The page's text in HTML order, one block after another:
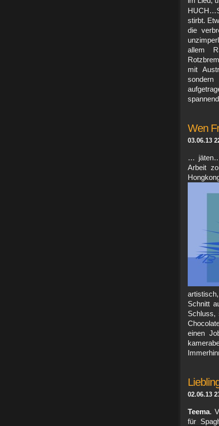
stirbt.
die
allem
mit
Wen
03.06.13
… jäten…
Arbeit
Schnitt
Schluss,
einen
02.06.13
Teema.
für